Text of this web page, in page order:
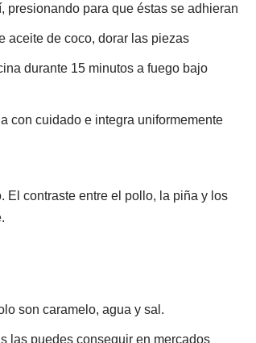
para que éstas se adhieran
aceite de coco, dorar las piezas
durante 15 minutos a fuego bajo
con cuidado e integra uniformemente
El contraste entre el pollo, la piña y los
son caramelo, agua y sal.
las puedes conseguir en mercados